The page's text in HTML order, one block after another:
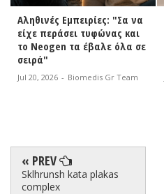
Αληθινές Εμπειρίες: "Σα να
είχε περάσει τυφώνας και
το Neogen τα έβαλε όλα σε
σειρά"
Jul 20, 2026 - Biomedis Gr Team
« PREV
Sklhrunsh kata plakas
complex